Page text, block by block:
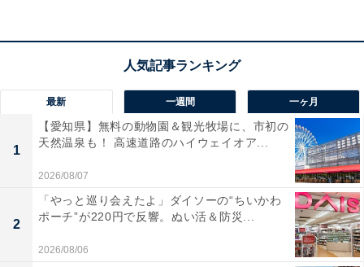
楽天トラベルでホテルを見る
最新 一週間 一ヶ月
1
【愛知県】無料の動物園＆観光牧場に、市初の
天然温泉も！ 高速道路のハイウェイオア...
2026/08/07
2
「やっと巡り会えたよ」ダイソーの“ちいかわ
ポーチ”が220円で反響。ぬい活＆防災...
2026/08/06